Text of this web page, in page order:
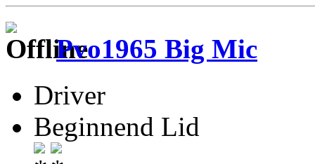
Pvo1965 Big Mic
Driver
Beginnend Lid